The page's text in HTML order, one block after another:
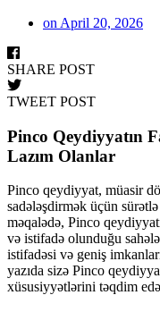
on April 20, 2026
SHARE POST
TWEET POST
Pinco Qeydiyyatın
Lazım Olanlar
Pinco qeydiyyat, müasir
sadələşdirmək üçün
məqalədə, Pinco
və istifadə olunduğu
istifadəsi və geniş
yazıda sizə Pinco
xüsusiyyətlərini təqdim